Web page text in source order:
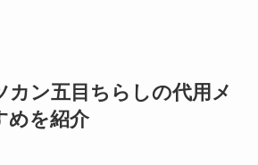
カン五目ちらしの代用メ
めを紹介